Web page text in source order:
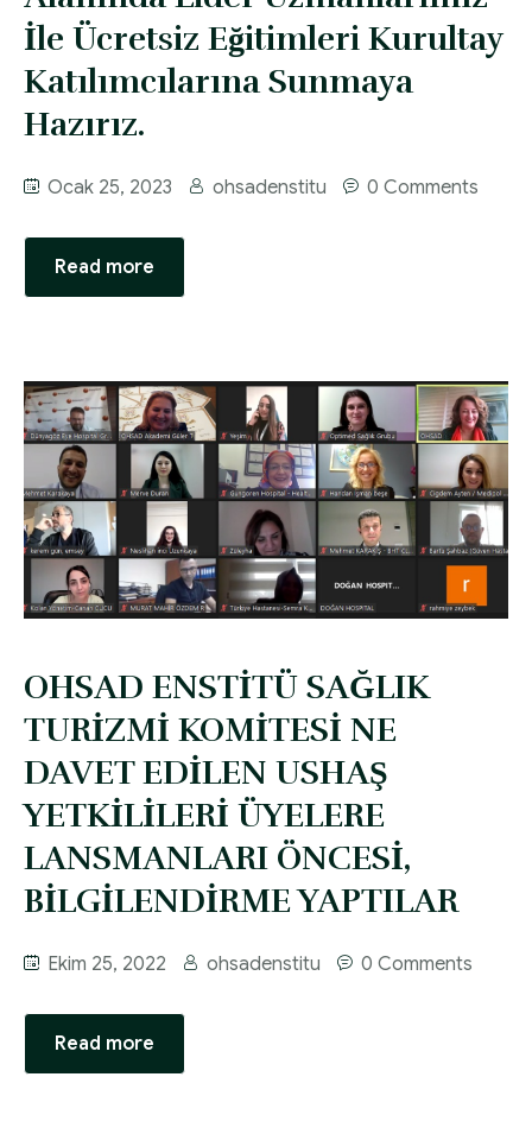
Diyabette Güncel Tedavi Seçenekleri Sunum
Dosyası
Tip1/Tip2 ve Gestasyonel Diyabet Yönetimi
HEMŞİRELİK YÖNETİM KOMİTESİ | 2020 Faaliyet
Raporu
HEMŞİRELİK YÖNETİM KOMİTESİ | 2021 Faaliyet
İle Ücretsiz Eğitimleri Kurultay
Katılımcılarına Sunmaya
Hazırız.
Ocak 25, 2023 ohsadenstitu 0 Comments
Read more
OHSAD ENSTİTÜ SAĞLIK
TURİZMİ KOMİTESİ NE
DAVET EDİLEN USHAŞ
YETKİLİLERİ ÜYELERE
LANSMANLARI ÖNCESİ,
BİLGİLENDİRME YAPTILAR
Ekim 25, 2022 ohsadenstitu 0 Comments
Read more